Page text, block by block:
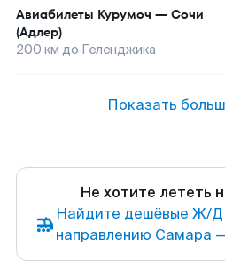
Авиабилеты Курумоч — Сочи
(Адлер)
200 км до Геленджика
Показать
Не хотите лететь
Найдите дешёвые Ж/Д
направлению Самара